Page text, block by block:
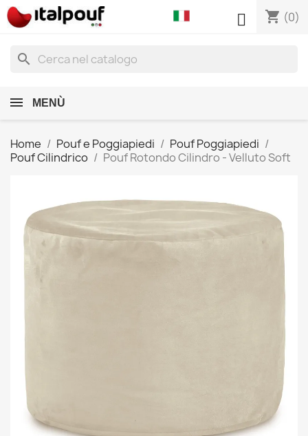
shopping_cart (0)

search
MENÙ
Home Pouf e Poggiapiedi
Pouf Poggiapiedi
Pouf Cilindrico
Pouf Rotondo Cilindro - Velluto Soft